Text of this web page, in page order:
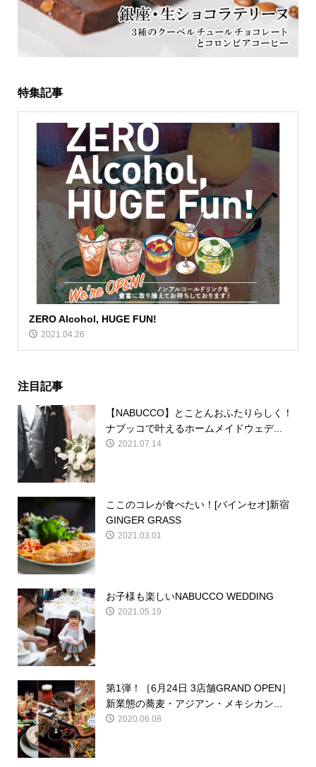
特集記事
ZERO Alcohol, HUGE FUN!
2021.04.26
注目記事
【NABUCCO】とことんおふたりらしく！
ナブッコで叶えるホームメイドウェデ...
2021.07.14
ここのコレが食べたい！[バインセオ]新宿
GINGER GRASS
2021.03.01
お子様も楽しいNABUCCO WEDDING
2021.05.19
第1弾！［6月24日 3店舗GRAND OPEN］
新業態の蕎麦・アジアン・メキシカン...
2020.06.08